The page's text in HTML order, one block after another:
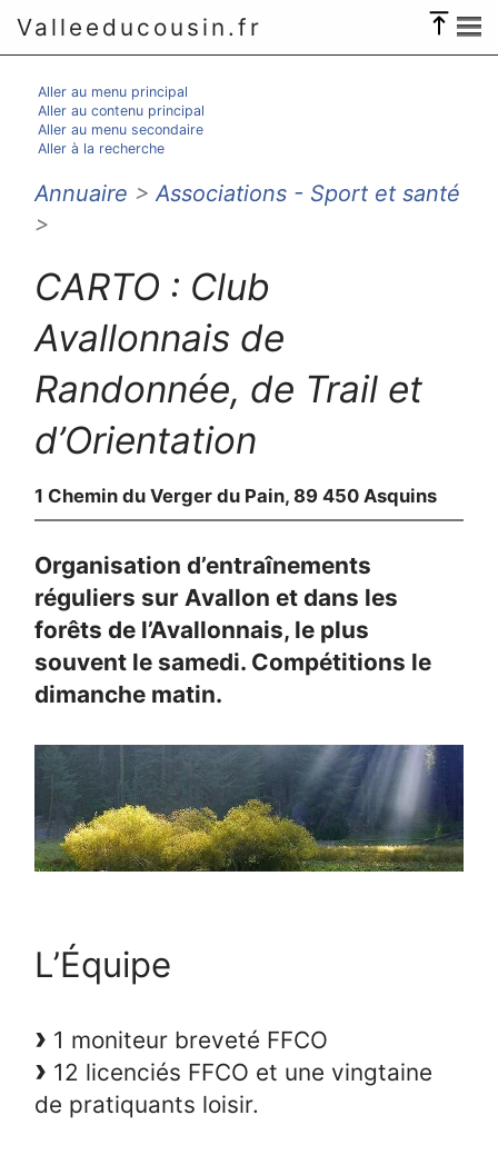
Valleeducousin.fr
Aller au menu principal
Aller au contenu principal
Aller au menu secondaire
Aller à la recherche
Annuaire >Associations - Sport et santé
>
CARTO : Club
Avallonnais de
Randonnée, de Trail et
d’Orientation
1 Chemin du Verger du Pain, 89 450 Asquins
Organisation d’entraînements
réguliers sur Avallon et dans les
forêts de l’Avallonnais, le plus
souvent le samedi. Compétitions le
dimanche matin.
L’Équipe
1 moniteur breveté FFCO
12 licenciés FFCO et une vingtaine
de pratiquants loisir.